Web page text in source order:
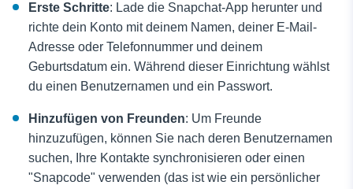
Erste Schritte: Lade die Snapchat-App herunter und
richte dein Konto mit deinem Namen, deiner E-Mail-
Adresse oder Telefonnummer und deinem
Geburtsdatum ein. Während dieser Einrichtung wählst
du einen Benutzernamen und ein Passwort.
Hinzufügen von Freunden: Um Freunde
hinzuzufügen, können Sie nach deren Benutzernamen
suchen, Ihre Kontakte synchronisieren oder einen
"Snapcode" verwenden (das ist wie ein persönlicher